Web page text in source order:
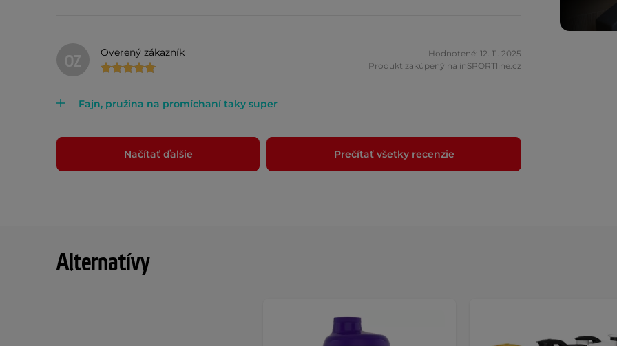
OZ Overený zákazník
Hodnotené: 12. 11. 2025
Produkt zakúpený na inSPORTline.cz
Fajn, pružina na promíchaní taky super
Načítať ďalšie Prečítať všetky recenzie
Alternatívy